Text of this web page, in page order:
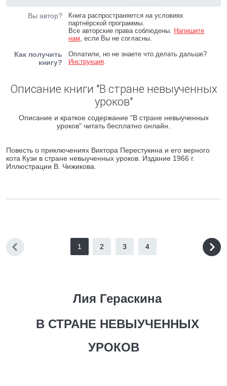
Вы автор?
Книга распространяется на условиях
партнёрской программы.
Все авторские права соблюдены. Напишите
нам, если Вы не согласны.
Как получить
книгу?
Оплатили, но не знаете что делать дальше?
Инструкция.
Описание книги "В стране невыученных
уроков"
Описание и краткое содержание "В стране невыученных
уроков" читать бесплатно онлайн.
Повесть о приключениях Виктора Перестукина и его верного
кота Кузи в стране невыученных уроков. Издание 1966 г.
Иллюстрации В. Чижикова.
1 2 3 4
Лия Гераскина
В СТРАНЕ НЕВЫУЧЕННЫХ
УРОКОВ